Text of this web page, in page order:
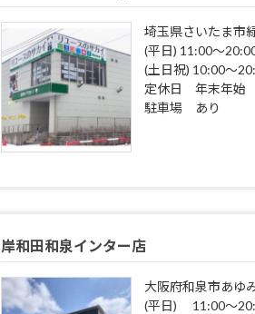
埼玉県さいたま市
(平日) 11:00～
(土日祝) 10:00～
定休日 年末年始
駐車場 あり
岸和田和泉インター店
大阪府和泉市あゆ
(平日) 11:00～